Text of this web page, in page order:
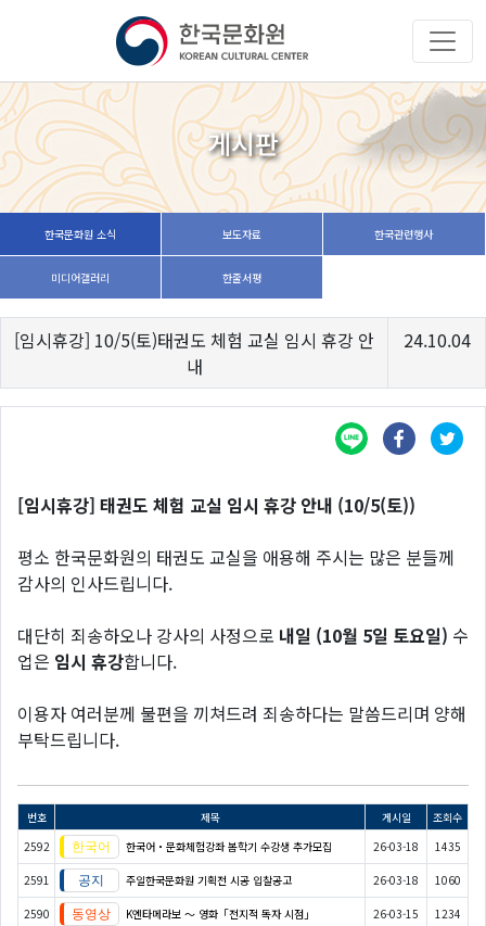
게시판
한국문화원 소식 보도자료 한국관련행사
미디어갤러리 한줄서평
[임시휴강] 10/5(토)태권도 체험 교실 임시 휴강 안
내
24.10.04
[임시휴강] 태권도 체험 교실 임시 휴강 안내 (10/5(토))
평소 한국문화원의 태권도 교실을 애용해 주시는 많은 분들께
감사의 인사드립니다.
대단히 죄송하오나 강사의 사정으로 내일 (10월 5일 토요일) 수
업은 임시 휴강합니다.
이용자 여러분께 불편을 끼쳐드려 죄송하다는 말씀드리며 양해
부탁드립니다.
번호 제목 게시일
조회수
2592
한국어・문화체험강좌 봄학기 수강생 추가모집 26-03-18 1435
2591 주일한국문화원 기획전 시공 입찰공고 26-03-18 1060
2590 K엔타메라보 ～ 영화「전지적 독자 시점」 26-03-15 1234